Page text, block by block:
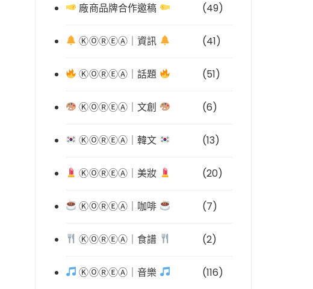
廠商品牌合作邀稿 (49)
ⓀⓄⓇⒺⒶ｜資訊 (41)
ⓀⓄⓇⒺⒶ｜話題 (51)
ⓀⓄⓇⒺⒶ｜文創 (6)
ⓀⓄⓇⒺⒶ｜韓文 (13)
ⓀⓄⓇⒺⒶ｜美妝 (20)
ⓀⓄⓇⒺⒶ｜咖啡 (7)
ⓀⓄⓇⒺⒶ｜食譜 (2)
ⓀⓄⓇⒺⒶ｜音樂 (116)